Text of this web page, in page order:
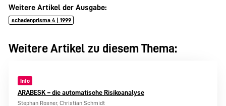
Weitere Artikel der Ausgabe:
schadenprisma 4 | 1999
Weitere Artikel zu diesem Thema:
Info
ARABESK – die automatische Risikoanalyse
Stephan Rosner, Christian Schmidt